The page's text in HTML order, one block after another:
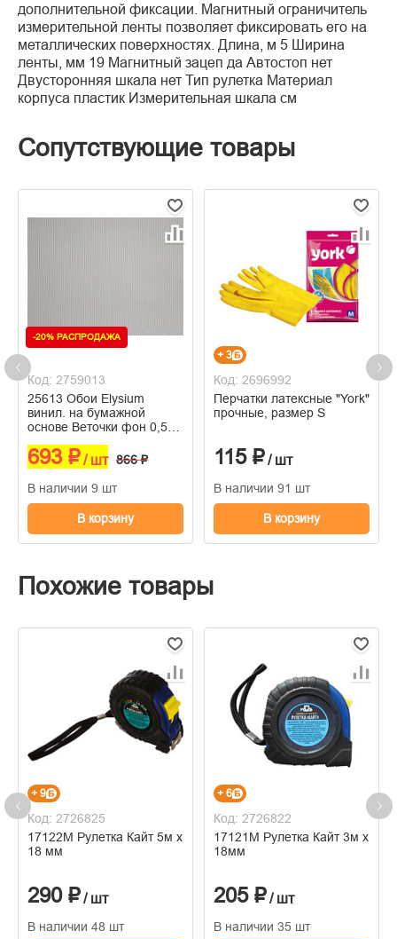
дополнительной фиксации. Магнитный ограничитель
измерительной ленты позволяет фиксировать его на
металлических поверхностях. Длина, м 5 Ширина
ленты, мм 19 Магнитный зацеп да Автостоп нет
Двусторонняя шкала нет Тип рулетка Материал
корпуса пластик Измерительная шкала см
Сопутствующие товары
-20% РАСПРОДАЖА
Код: 2759013
25613 Обои Elysium
винил. на бумажной
основе Веточки фон 0,53
693 ₽/ шт 866 ₽
В наличии 9 шт
В корзину
+ 3
Код: 2696992
Перчатки латексные "York"
прочные, размер S
115 ₽/ шт
В наличии 91 шт
В корзину
Похожие товары
+ 9
Код: 2726825
17122М Рулетка Кайт 5м х
18 мм
290 ₽/ шт
В наличии 48 шт
+ 6
Код: 2726822
17121М Рулетка Кайт 3м х
18мм
205 ₽/ шт
В наличии 35 шт